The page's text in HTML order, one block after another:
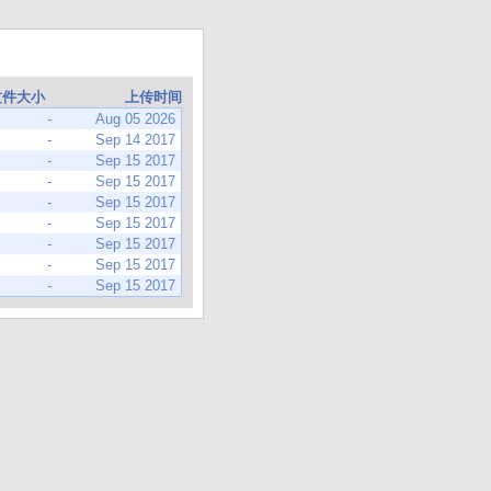
大小
上传时间
-
Aug 05 2026
-
Sep 14 2017
-
Sep 15 2017
-
Sep 15 2017
-
Sep 15 2017
-
Sep 15 2017
-
Sep 15 2017
-
Sep 15 2017
-
Sep 15 2017